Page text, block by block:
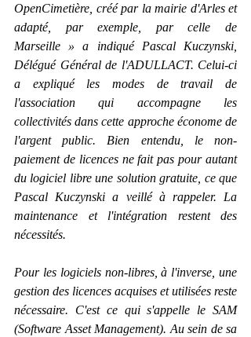
OpenCimetière, créé par la mairie d'Arles et
adapté, par exemple, par celle de
Marseille » a indiqué Pascal Kuczynski,
Délégué Général de l'ADULLACT. Celui-ci
a expliqué les modes de travail de
l'association qui accompagne les
collectivités dans cette approche économe de
l'argent public. Bien entendu, le non-
paiement de licences ne fait pas pour autant
du logiciel libre une solution gratuite, ce que
Pascal Kuczynski a veillé à rappeler. La
maintenance et l'intégration restent des
nécessités.
Pour les logiciels non-libres, à l'inverse, une
gestion des licences acquises et utilisées reste
nécessaire. C'est ce qui s'appelle le SAM
(Software Asset Management). Au sein de sa